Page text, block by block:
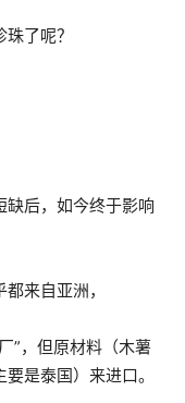
了呢？
缺后，如今终于影响
来自亚洲，
”，但原材料（木薯
是泰国）来进口。